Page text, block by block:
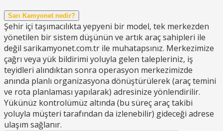
Sarı Kamyonet nedir?
Şehir içi taşımacılıkta yepyeni bir model, tek merkezden
yönetilen bir sistem düşünün ve artık araç sahipleri ile
değil sarikamyonet.com.tr ile muhatapsınız. Merkezimize
çağrı veya yük bildirimi yoluyla gelen talepleriniz, iş
teyidleri alındıktan sonra operasyon merkezimizde
anında planlı organizasyona dönüştürülerek (araç temini
ve rota planlaması yapılarak) adresinize yönlendirilir.
Yükünüz kontrolümüz altında (bu süreç araç takibi
yoluyla müşteri tarafından da izlenebilir) gideceği adrese
ulaşım sağlanır.